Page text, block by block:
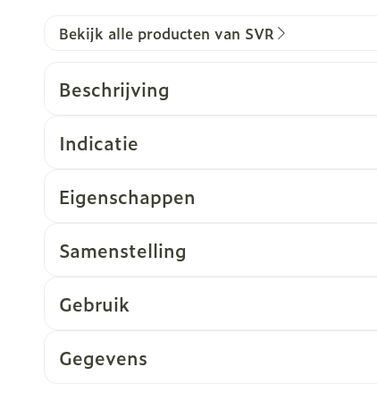
Bekijk alle producten van SVR
Beschrijving
Tests uitgevoerd in Canada in koude
Indicatie
Eigenschappen
Samenstelling
Gebruik
Gegevens